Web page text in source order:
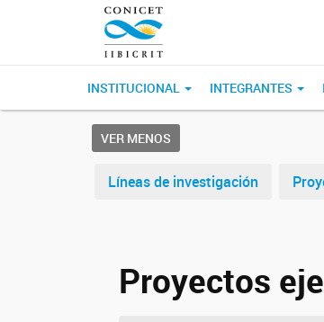
INSTITUCIONAL INTEGRANTES
VER MENOS
Líneas de investigación
Proyectos